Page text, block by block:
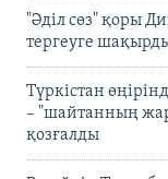
"Әділ сөз" қоры
тергеуге
Түркістан
– "шайтанның
қозғалды